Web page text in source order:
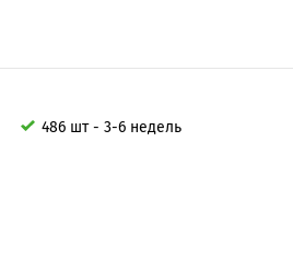
486 шт - 3-6 недель